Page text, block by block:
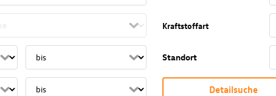
Kraftstoffart
Standort
Detailsuche